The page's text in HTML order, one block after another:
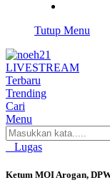
Tutup Menu
LIVESTREAM
Terbaru
Trending
Cari
Menu
Lugas
Ketum MOI Arogan,